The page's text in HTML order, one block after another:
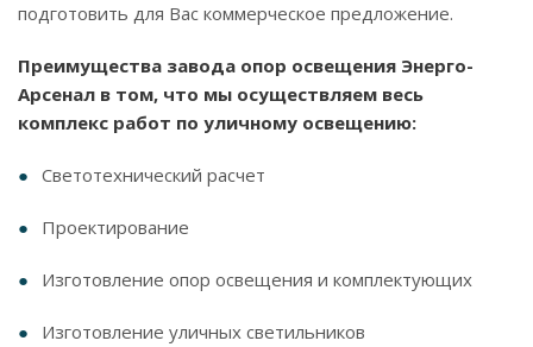
подготовить для Вас коммерческое предложение.
Преимущества завода опор освещения Энерго-
Арсенал в том, что мы осуществляем весь
комплекс работ по уличному освещению:
Светотехнический расчет
Проектирование
Изготовление опор освещения и комплектующих
Изготовление уличных светильников